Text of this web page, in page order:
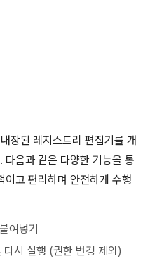
된 레지스트리 편집기를 개
다음과 같은 다양한 기능을 통
이고 편리하며 안전하게 수행
여넣기
시 실행 (권한 변경 제외)